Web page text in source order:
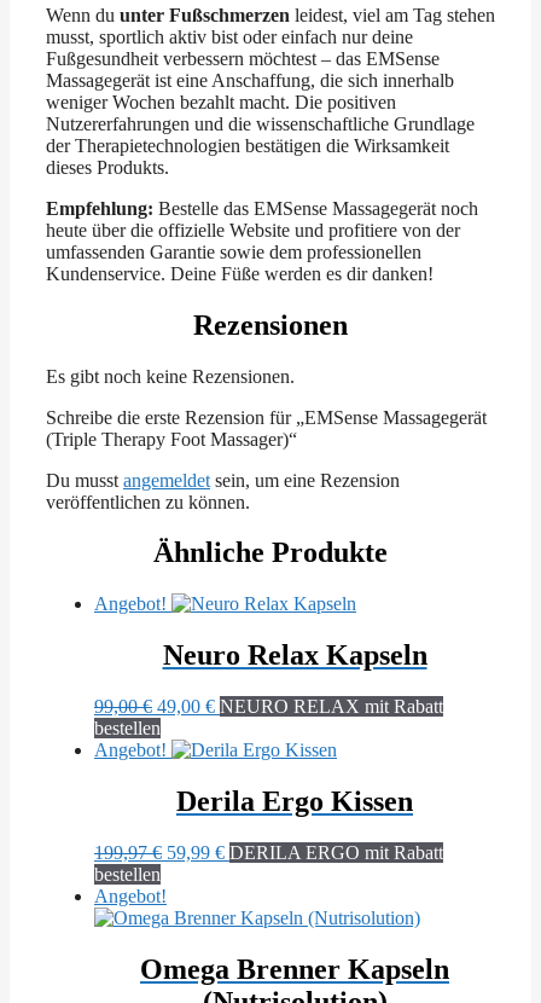
Wenn du unter Fußschmerzen leidest, viel am Tag stehen
musst, sportlich aktiv bist oder einfach nur deine
Fußgesundheit verbessern möchtest – das EMSense
Massagegerät ist eine Anschaffung, die sich innerhalb
weniger Wochen bezahlt macht. Die positiven
Nutzererfahrungen und die wissenschaftliche Grundlage
der Therapietechnologien bestätigen die Wirksamkeit
dieses Produkts.
Empfehlung: Bestelle das EMSense Massagegerät noch
heute über die offizielle Website und profitiere von der
umfassenden Garantie sowie dem professionellen
Kundenservice. Deine Füße werden es dir danken!
Rezensionen
Es gibt noch keine Rezensionen.
Schreibe die erste Rezension für „EMSense Massagegerät
(Triple Therapy Foot Massager)“
Du musst angemeldet sein, um eine Rezension
veröffentlichen zu können.
Ähnliche Produkte
Angebot!
Neuro Relax Kapseln
99,00€ Ursprünglicher
Preis
war:
49,00 €Aktueller
ist:
NEURO RELAX mit Rabatt
bestellen
Angebot!
Derila Ergo Kissen
199,97€ Ursprünglicher
199,97 €
59,99 €Aktueller
59,99 €.
DERILA ERGO mit Rabatt
bestellen
Angebot!
Omega Brenner Kapseln